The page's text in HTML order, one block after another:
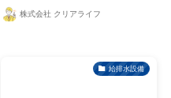
株式会社 クリアライフ
給排水設備